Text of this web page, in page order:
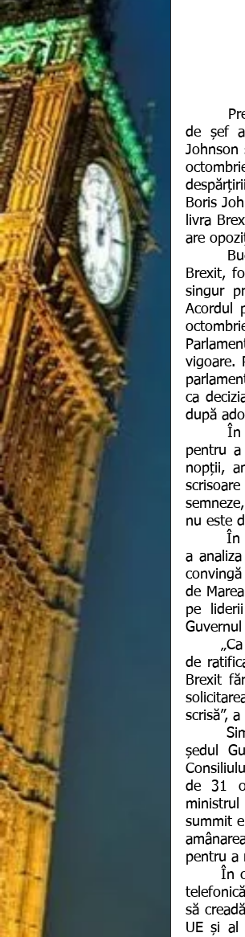
de șef
Johnson
Boris
livra
are
Brexit,
singur
Acordul
vigoare.
ca
după
        În aceste condiții, singura opțiune care i-a mai rămas premierului britanic
pentru
nopții,
nu este
        În timp ce Curtea Supremă a Scoției a demarat deja o investigație pentru
a
de
pe
de
Brexit
scrisă”,
ședul
de 31
summit
pentru a
să
UE și al